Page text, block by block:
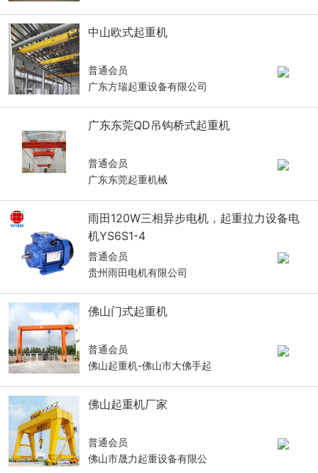
中山欧式起重机
普通会员
广东方瑞起重设备有限公司
广东东莞QD吊钩桥式起重机
普通会员
广东东莞起重机械
雨田120W三相异步电机，起重拉力设备电
机YS6S1-4
普通会员
贵州雨田电机有限公司
佛山门式起重机
普通会员
佛山起重机-佛山市大佛手起
佛山起重机厂家
普通会员
佛山市晟力起重设备有限公